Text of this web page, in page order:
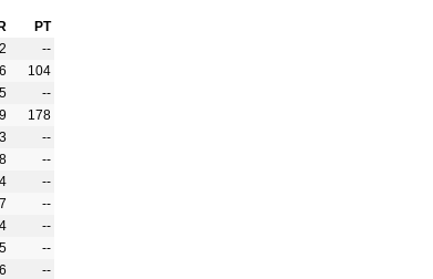
PT
--
6
104
--
178
--
--
--
--
--
--
--